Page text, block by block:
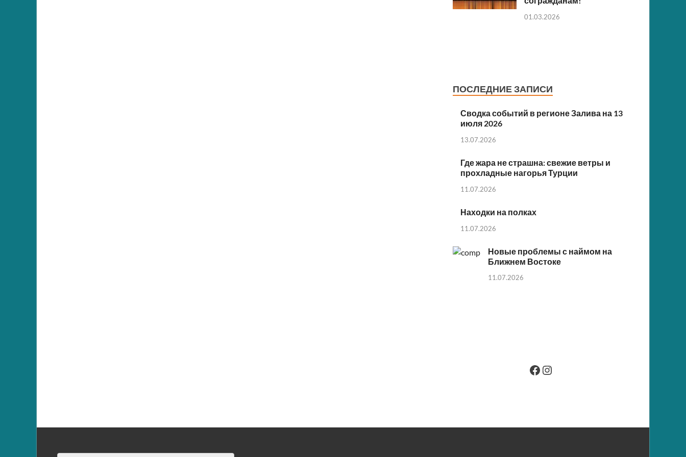
01.03.2026
ПОСЛЕДНИЕ ЗАПИСИ
Сводка событий в регионе Залива на 13
июля 2026
13.07.2026
Где жара не страшна: свежие ветры и
прохладные нагорья Турции
11.07.2026
Находки на полках
11.07.2026
Новые проблемы с наймом на
Ближнем Востоке
11.07.2026